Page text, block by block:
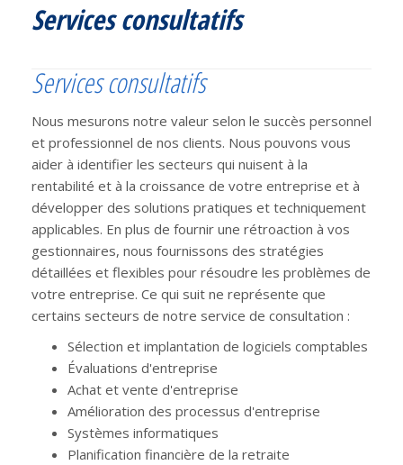
Services consultatifs
Services consultatifs
Nous mesurons notre valeur selon le succès personnel
et professionnel de nos clients. Nous pouvons vous
aider à identifier les secteurs qui nuisent à la
rentabilité et à la croissance de votre entreprise et à
développer des solutions pratiques et techniquement
applicables. En plus de fournir une rétroaction à vos
gestionnaires, nous fournissons des stratégies
détaillées et flexibles pour résoudre les problèmes de
votre entreprise. Ce qui suit ne représente que
certains secteurs de notre service de consultation :
Sélection et implantation de logiciels comptables
Évaluations d'entreprise
Achat et vente d'entreprise
Amélioration des processus d'entreprise
Systèmes informatiques
Planification financière de la retraite